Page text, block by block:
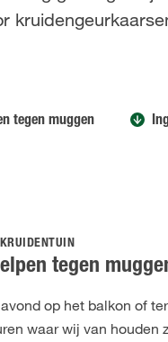
tegen muggen
tegen
op het balkon of
waar wij van